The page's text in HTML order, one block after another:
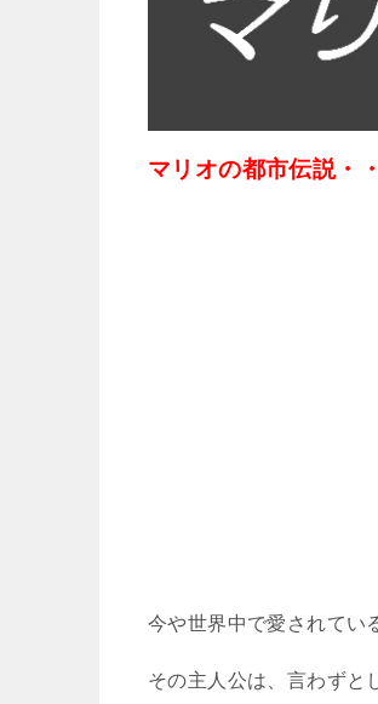
マリオの都市伝説・
今や世界中で愛されてい
その主人公は、言わずと